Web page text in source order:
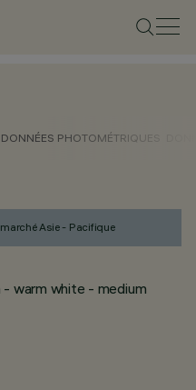
DONNÉES PHOTOMÉTRIQUES
Asie - Pacifique
warm white - medium